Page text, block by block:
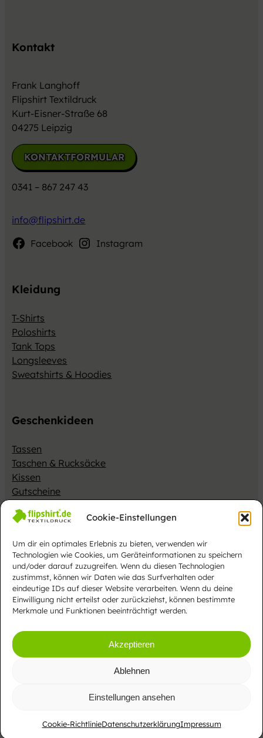
Cookie-Einstellungen
Um dir ein optimales Erlebnis zu bieten, verwenden wir
Technologien wie Cookies, um Geräteinformationen zu speichern
und/oder darauf zuzugreifen. Wenn du diesen Technologien
zustimmst, können wir Daten wie das Surfverhalten oder
eindeutige IDs auf dieser Website verarbeiten. Wenn du deine
Einwilligung nicht erteilst oder zurückziehst, können bestimmte
Merkmale und Funktionen beeinträchtigt werden.
Akzeptieren
Ablehnen
Einstellungen ansehen
Cookie-RichtlinieDatenschutzerklärungImpressum
Kontakt
Frank Langhoff
Flipshirt Textildruck
Kurt-Eisner-Straße 68
04275 Leipzig
KONTAKTFORMULAR
0341 – 867 247 43
info@flipshirt.de
Facebook
Instagram
Kleidung
T-Shirts
Poloshirts
Tank Tops
Longsleeves
Sweatshirts & Hoodies
Geschenkideen
Tassen
Taschen & Rucksäcke
Kissen
Gutscheine
Impressum Datenschutzerklärung AGB
Gesamtsortiment
Vertrag widerrufen
Alle Preise inkl. MwSt. EU zzgl.Versandkosten
Webdesign
CUCOM Webagentur – Christian Unverricht